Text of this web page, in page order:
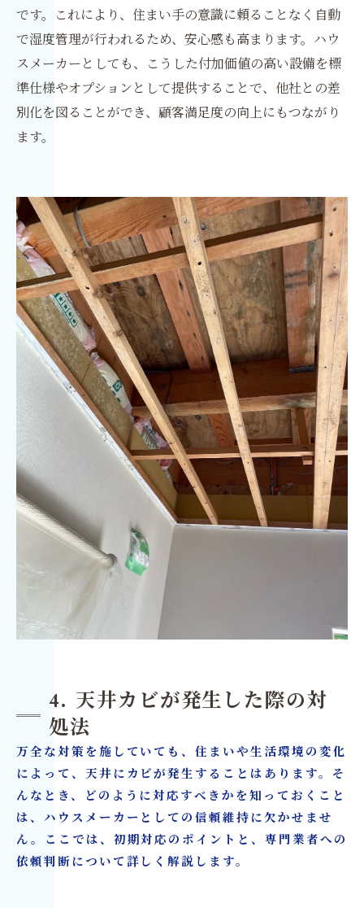
です。これにより、住まい手の意識に頼ることなく自動
で湿度管理が行われるため、安心感も高まります。ハウ
スメーカーとしても、こうした付加価値の高い設備を標
準仕様やオプションとして提供することで、他社との差
別化を図ることができ、顧客満足度の向上にもつながり
ます。
4. 天井カビが発生した際の対
処法
万全な対策を施していても、住まいや生活環境の変化
によって、天井にカビが発生することはあります。そ
んなとき、どのように対応すべきかを知っておくこと
は、ハウスメーカーとしての信頼維持に欠かせませ
ん。ここでは、初期対応のポイントと、専門業者への
依頼判断について詳しく解説します。